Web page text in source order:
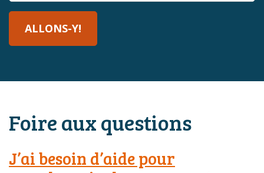
ALLONS-Y!
Foire aux questions
J’ai besoin d’aide pour